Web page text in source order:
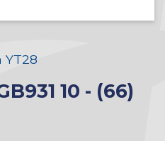
YT28
10 - (66)